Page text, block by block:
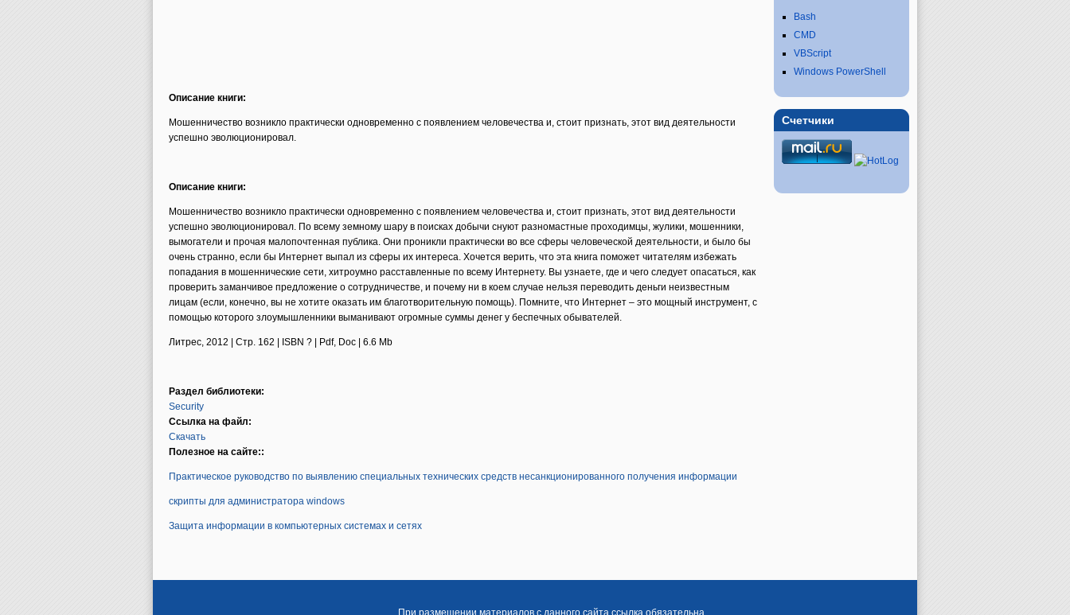
Описание книги:
Мошенничество возникло практически одновременно с появлением человечества и, стоит признать, этот вид деятельности
успешно эволюционировал.
Описание книги:
Мошенничество возникло практически одновременно с появлением человечества и, стоит признать, этот вид деятельности
успешно эволюционировал. По всему земному шару в поисках добычи снуют разномастные проходимцы, жулики, мошенники,
вымогатели и прочая малопочтенная публика. Они проникли практически во все сферы человеческой деятельности, и было бы
очень странно, если бы Интернет выпал из сферы их интереса. Хочется верить, что эта книга поможет читателям избежать
попадания в мошеннические сети, хитроумно расставленные по всему Интернету. Вы узнаете, где и чего следует опасаться, как
проверить заманчивое предложение о сотрудничестве, и почему ни в коем случае нельзя переводить деньги неизвестным
лицам (если, конечно, вы не хотите оказать им благотворительную помощь). Помните, что Интернет – это мощный инструмент, с
помощью которого злоумышленники выманивают огромные суммы денег у беспечных обывателей.
Литрес, 2012 | Стр. 162 | ISBN ? | Pdf, Doc | 6.6 Mb
Раздел библиотеки:
Security
Ссылка на файл:
Скачать
Полезное на сайте::
Практическое руководство по выявлению специальных технических средств несанкционированного получения информации
скрипты для администратора windows
Защита информации в компьютерных системах и сетях
Bash
CMD
VBScript
Windows PowerShell
Счетчики
При размещении материалов с данного сайта ссылка обязательна